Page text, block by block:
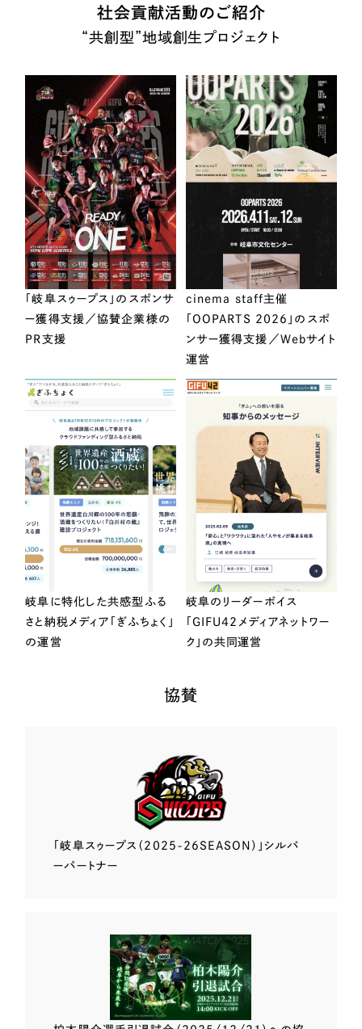
社会貢献活動のご紹介
“共創型”地域創生プロジェクト
「岐阜スゥープス」のスポンサ
ー獲得支援／協賛企業様の
PR支援
cinema staff主催
「OOPARTS 2026」のスポ
ンサー獲得支援／Webサイト
運営
岐阜に特化した共感型ふる
さと納税メディア「ぎふちょく」
の運営
岐阜のリーダーボイス
「GIFU42メディアネットワー
ク」の共同運営
協賛
「岐阜スゥープス （2025-26SEASON）」 シルバ
ーパートナー